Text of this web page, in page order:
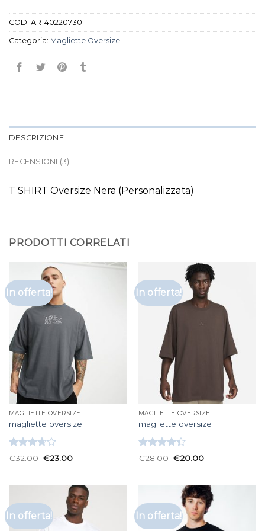
COD: AR-40220730
Categoria: Magliette Oversize
DESCRIZIONE
RECENSIONI (3)
T SHIRT Oversize Nera (Personalizzata)
PRODOTTI CORRELATI
In offerta!
MAGLIETTE OVERSIZE
magliette oversize
Valutato
€32.00 €23.00
In offerta!
MAGLIETTE OVERSIZE
magliette oversize
Valutato
€28.00 €20.00
In offerta! In offerta!